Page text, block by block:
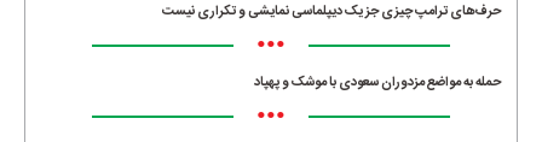
حرف‌های ترامپ چیزی جز یک دیپلماسی نمایشی و تکراری نیست
•••
حمله به مواضع مزدوران سعودی با موشک و پهپاد
•••